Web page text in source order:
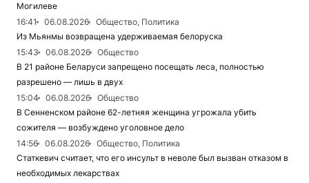
Могилеве
16:41
06.08.2026
Общество, Политика
Из Мьянмы возвращена удерживаемая белоруска
15:43
06.08.2026
Общество
В 21 районе Беларуси запрещено посещать леса, полностью
разрешено — лишь в двух
15:04
06.08.2026
Общество
В Сенненском районе 62-летняя женщина угрожала убить
сожителя — возбуждено уголовное дело
14:56
06.08.2026
Общество, Политика
Статкевич считает, что его инсульт в неволе был вызван отказом в
необходимых лекарствах